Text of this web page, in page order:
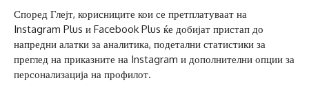
Според Глејт, корисниците кои се претплатуваат на
Instagram Plus и Facebook Plus ќе добијат пристап до
напредни алатки за аналитика, подетални статистики за
преглед на приказните на Instagram и дополнителни опции за
персонализација на профилот.